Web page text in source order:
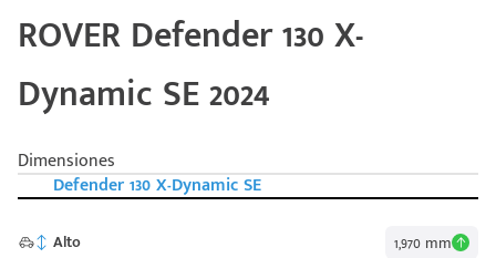
ROVER Defender 130 X-
Dynamic SE 2024
Dimensiones
Defender 130 X-Dynamic SE
Alto
1,970 mm